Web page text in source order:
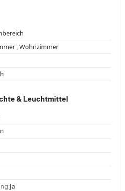
, Wohnzimmer
& Leuchtmittel
Ja